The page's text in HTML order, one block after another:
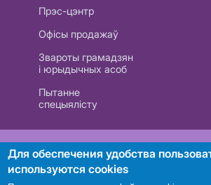
Прэс-цэнтр
Офісы продажаў
Звароты грамадзян
і юрыдычных асоб
Пытанне
спецыялісту
РУП «Белтэлекам». УНП 101007741
Для обеспечения удобства
используются cookies